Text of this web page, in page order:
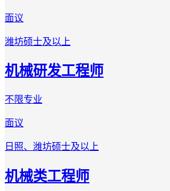
面议
潍坊硕士及以上
机械研发工程师
不限专业
面议
日照、潍坊硕士及以上
机械类工程师